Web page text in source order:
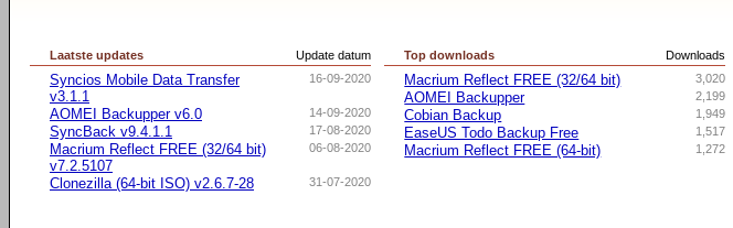
Update datum
Laatste updates
16-09-2020
Syncios Mobile Data Transfer
v3.1.1
14-09-2020
AOMEI Backupper v6.0
17-08-2020
SyncBack v9.4.1.1
06-08-2020
Macrium Reflect FREE (32/64 bit)
v7.2.5107
31-07-2020
Clonezilla (64-bit ISO) v2.6.7-28
Downloads
Top downloads
3,020
Macrium Reflect FREE (32/64 bit)
2,199
AOMEI Backupper
1,949
Cobian Backup
1,517
EaseUS Todo Backup Free
1,272
Macrium Reflect FREE (64-bit)